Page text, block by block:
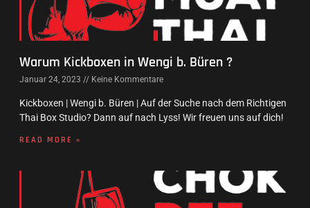
Warum Kickboxen in Wengi b. Büren ?
Januar 24, 2023 Keine Kommentare
Kickboxen | Wengi b. Büren | Auf der Suche nach dem Richtigen
Thai Box Studio? Dann auf nach Lyss! Wir freuen uns auf dich!
READ MORE »